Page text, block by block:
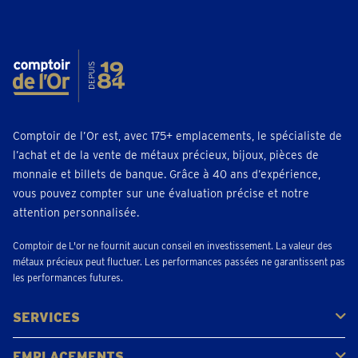
Beringen
Ouvert• Ferme à 17:30
téléphoner 011936526
Prendre un rendez-vous
Brasschaat
Bredabaan 285
Ouvert• Ferme à 17:30
Prendre un rendez-vous
Comptoir de l’Or est, avec 175+ emplacements, le spécialiste de
l’achat et de la vente de métaux précieux, bijoux, pièces de
monnaie et billets de banque. Grâce à 40 ans d’expérience,
vous pouvez compter sur une évaluation précise et notre
attention personnalisée.
Comptoir de L'or ne fournit aucun conseil en investissement. La valeur des
métaux précieux peut fluctuer. Les performances passées ne garantissent pas
les performances futures.
SERVICES
Acheter
Vendre
Vente aux enchères